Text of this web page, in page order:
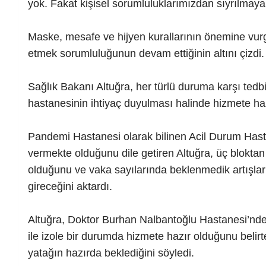
yok. Fakat kişisel sorumluluklarımızdan
Maske, mesafe ve hijyen kurallarının önemine
etmek sorumluluğunun devam ettiğinin altını çizdi.
Sağlık Bakanı Altuğra, her türlü duruma karşı
hastanesinin ihtiyaç duyulması halinde hizmete
Pandemi Hastanesi olarak bilinen Acil Durum
vermekte olduğunu dile getiren Altuğra, üç
olduğunu ve vaka sayılarında beklenmedik
gireceğini aktardı.
Altuğra, Doktor Burhan Nalbantoğlu
ile izole bir durumda hizmete hazır olduğunu
yatağın hazırda beklediğini söyledi.